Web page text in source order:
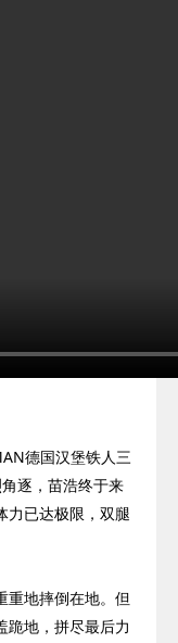
德国汉堡铁人三
逐，苗浩终于来
力已达极限，双腿
重地摔倒在地。但
跪地，拼尽最后力